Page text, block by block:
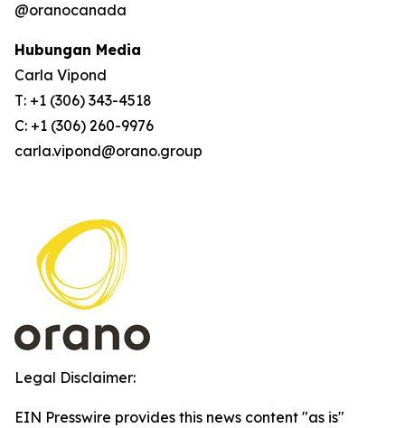
@oranocanada
Hubungan Media
Carla Vipond
T: +1 (306) 343-4518
C: +1 (306) 260-9976
carla.vipond@orano.group
Legal Disclaimer:
EIN Presswire provides this news content "as is"